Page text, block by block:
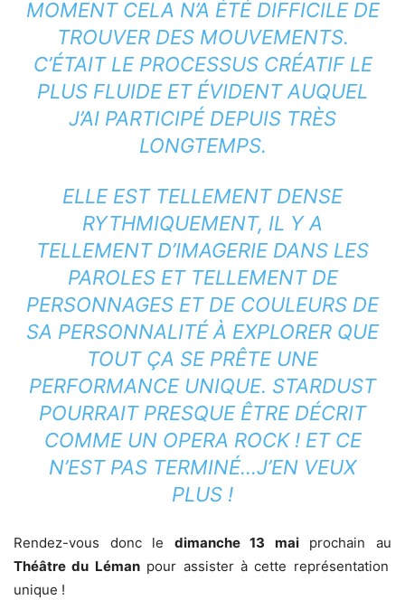
MOMENT CELA N’A ÉTÉ DIFFICILE DE
TROUVER DES MOUVEMENTS.
C’ÉTAIT LE PROCESSUS CRÉATIF LE
PLUS FLUIDE ET ÉVIDENT AUQUEL
J’AI PARTICIPÉ DEPUIS TRÈS
LONGTEMPS.
ELLE EST TELLEMENT DENSE
RYTHMIQUEMENT, IL Y A
TELLEMENT D’IMAGERIE DANS LES
PAROLES ET TELLEMENT DE
PERSONNAGES ET DE COULEURS DE
SA PERSONNALITÉ À EXPLORER QUE
TOUT ÇA SE PRÊTE UNE
PERFORMANCE UNIQUE. STARDUST
POURRAIT PRESQUE ÊTRE DÉCRIT
COMME UN OPERA ROCK ! ET CE
N’EST PAS TERMINÉ…J’EN VEUX
PLUS !
Rendez-vous donc le dimanche 13 maiprochain au
Théâtre du Lémanpour assister à cette représentation
unique !